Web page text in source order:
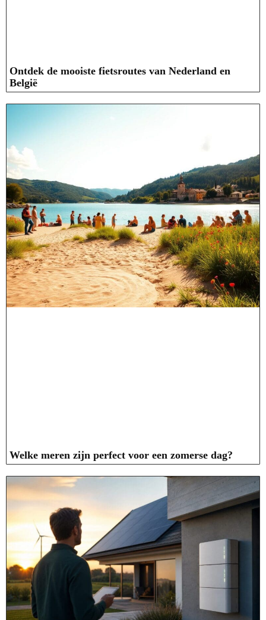
Ontdek de mooiste fietsroutes van Nederland en
België
Welke meren zijn perfect voor een zomerse dag?